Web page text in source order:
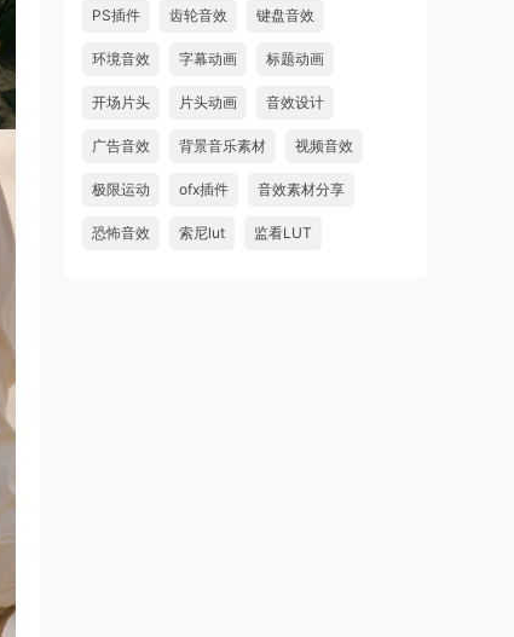
PS插件 齿轮音效 键盘音效
环境音效 字幕动画 标题动画
开场片头 片头动画 音效设计
广告音效 背景音乐素材 视频音效
极限运动 ofx插件 音效素材分享
恐怖音效 索尼lut 监看LUT